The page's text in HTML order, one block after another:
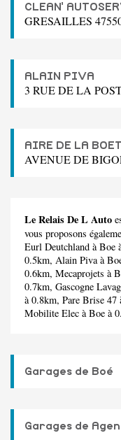
CLEAN'
GRESAILLES
ALAIN PIVA
3 RUE DE LA
AIRE DE LA
AVENUE DE
Le Relais De L Auto
vous proposons
Eurl Deutchland à Boe
0.5km, Alain Pivaà
0.6km, Mecaprojets à
0.7km, Gascogne
à 0.8km, Pare Brise 47
Mobilite Elec à Boe à
Garages de Boé
Garages de Agen